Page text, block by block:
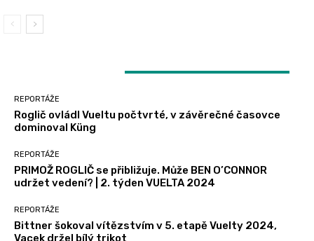
REPORTÁŽE
Roglič ovládl Vueltu počtvrté, v závěrečné časovce
dominoval Küng
REPORTÁŽE
PRIMOŽ ROGLIČ se přibližuje. Může BEN O’CONNOR
udržet vedení? | 2. týden VUELTA 2024
REPORTÁŽE
Bittner šokoval vítězstvím v 5. etapě Vuelty 2024,
Vacek držel bílý trikot